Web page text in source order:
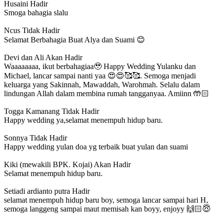
Husaini Hadir
Smoga bahagia slalu
Ncus Tidak Hadir
Selamat Berbahagia Buat Alya dan Suami 😊
Devi dan Ali Akan Hadir
Waaaaaaaa, ikut berbahagiaa🥹 Happy Wedding Yulanku dan
Michael, lancar sampai nanti yaa 😍😍🥰🥰. Semoga menjadi
keluarga yang Sakinnah, Mawaddah, Warohmah. Selalu dalam
lindungan Allah dalam membina rumah tangganyaa. Amiinn 🤲🏻
Togga Kamanang Tidak Hadir
Happy wedding ya,selamat menempuh hidup baru.
Sonnya Tidak Hadir
Happy wedding yulan doa yg terbaik buat yulan dan suami
Kiki (mewakili BPK. Kojai) Akan Hadir
Selamat menempuh hidup baru.
Setiadi ardianto putra Hadir
selamat menempuh hidup baru boy, semoga lancar sampai hari H,
semoga langgeng sampai maut memisah kan boyy, enjoyy 🙌🏻😇